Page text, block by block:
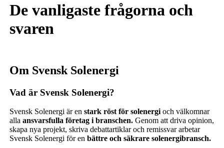
De vanligaste frågorna och
svaren
Om Svensk Solenergi
Vad är Svensk Solenergi?
Svensk Solenergi är en stark röst för solenergioch välkomnar
alla ansvarsfulla företag i branschen.Genom att driva opinion,
skapa nya projekt, skriva debattartiklar och remissvar arbetar
Svensk Solenergi för en bättre och säkrare solenergibransch.